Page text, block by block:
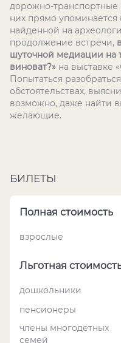
дорожно-
них прямо упоминается
найденной на
продолжение встречи,
шуточной медиации на
виноват?» на выставке
Попытаться
обстоятельствах,
возможно, даже найти
желающие.
БИЛЕТЫ
Полная стоимость
взрослые
Льготная
дошкольники
пенсионеры
члены многодетных
семей